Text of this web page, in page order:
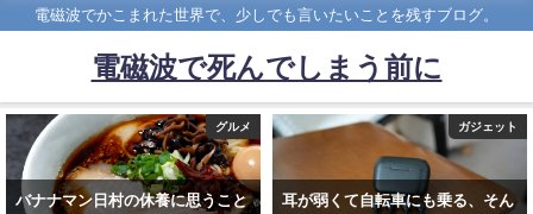
電磁波でかこまれた世界で、少しでも言いたいことを残すブログ。
電磁波で死んでしまう前に
グルメ
バナナマン日村の休養に思うこと
ガジェット
耳が弱くて自転車にも乗る、そん